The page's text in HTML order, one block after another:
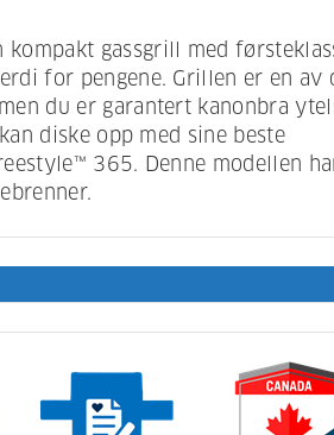
gassgrill med
for pengene. Grillen er en av
du er garantert kanonbra
diske opp med sine beste
365. Denne modellen